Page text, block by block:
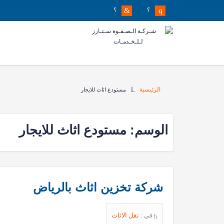
؟
الرئيسية مستودع اثاث للايجار
الوسم: مستودع اثاث للايجار
شركة تخزين اثاث بالرياض
في : نقل الاثاث